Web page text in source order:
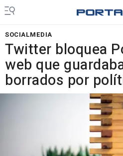
SOCIALMEDIA
Twitter bloquea
web que
borrados por